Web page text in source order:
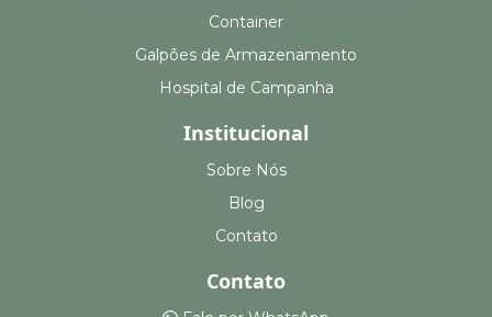
Container
Galpões de Armazenamento
Hospital de Campanha
Institucional
Sobre Nós
Blog
Contato
Contato